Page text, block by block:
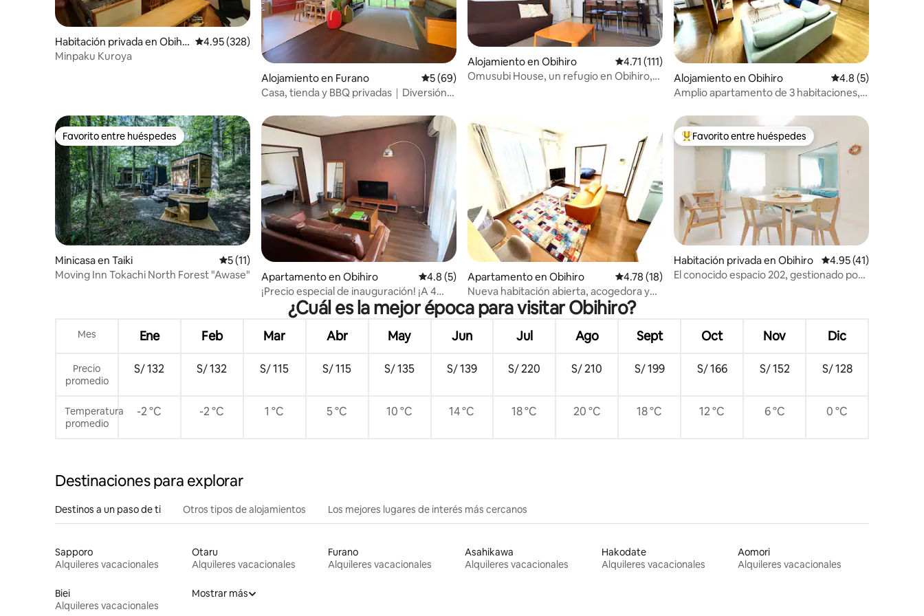
Habitación privada en Obihir
o
Calificación promedio: 4.95 de 5, 328 reseñas
4.95 (328)
Minpaku Kuroya
Alojamiento en Furano Calificación promedio: 5 de 5, 69 reseñas
5 (69)
Casa, tienda y BBQ privadas｜Diversión
Alojamiento en Obihiro Calificación promedio: 4.71 de 5, 111 reseñas
4.71 (111)
Omusubi House, un refugio en Obihiro,
Alojamiento en Obihiro Calificación
4.8 (5)
Amplio apartamento de 3 habitaciones,
personas, aire acondicionado,
calefacción y estacionamiento gratuito
para 3 vehículos. 120 metros cuadrados.
A 15 minutos en automóvil de la estación
Favorito entre huéspedes
Favorito entre huéspedes
Minicasa en Taiki Calificación promedio: 5 de 5, 11 reseñas
5 (11)
Moving Inn Tokachi North Forest "Awase"
Apartamento en Obihiro Calificación promedio: 4.8 de 5, 5 reseñas
4.8 (5)
¡Precio especial de inauguración! ¡A 4
minutos en tren de la estación!
¡Excelente ubicación! Estacionamiento
gratuito, amplio departamento de 1 sala,
comedor y cocina, 36 metros cuadrados,
Apartamento en Obihiro Calificación promedio: 4.78 de 5, 18 reseñas
4.78 (18)
Nueva habitación abierta, acogedora y
perfecta 35㎡エアコン完備
Favorito entre huéspedes preferido
Favorito entre huéspedes
Habitación privada en Obihiro Calificación
4.95 (41)
El conocido espacio 202, gestionado por
¿Cuál es la mejor época para visitar Obihiro?
Mes Ene Feb Mar Abr May Jun Jul Ago Sept Oct Nov Dic
Precio
promedio
S/ 132 S/ 132 S/ 115 S/ 115 S/ 135 S/ 139 S/ 220 S/ 210 S/ 199 S/ 166 S/ 152 S/ 128
Temperatura
promedio
-2 °C -2 °C 1 °C 5 °C 10 °C 14 °C 18 °C 20 °C 18 °C 12 °C 6 °C 0 °C
Destinaciones para explorar
Destinos a un paso de ti Otros tipos de alojamientos Los mejores lugares de interés más cercanos
Sapporo
Alquileres vacacionales
Otaru
Alquileres vacacionales
Furano
Alquileres vacacionales
Asahikawa
Alquileres vacacionales
Hakodate
Alquileres vacacionales
Aomori
Alquileres vacacionales
Biei
Alquileres vacacionales
Mostrar más